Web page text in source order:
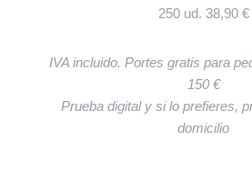
250 ud. 38,90 €
IVA incluido. Portes gratis para
150 €
Prueba digital y si lo prefieres,
domicilio